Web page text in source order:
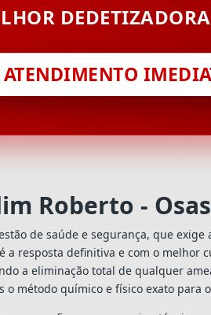
Roberto -
de saúde e segurança, que
a resposta definitiva e com o
a eliminação total de qualquer
o método químico e físico exato para